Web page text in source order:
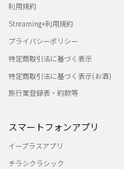
利用規約
Streaming+利用規約
プライバシーポリシー
特定商取引法に基づく表示
特定商取引法に基づく表示(お酒)
旅行業登録表・約款等
スマートフォンアプリ
イープラスアプリ
チラシクラシック